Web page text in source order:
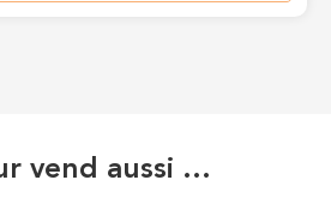
vend aussi …